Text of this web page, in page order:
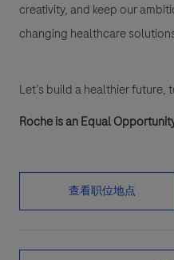
creativity, and keep our
changing healthcare
Let’s build a healthier future,
Roche is an Equal
查看职位地点